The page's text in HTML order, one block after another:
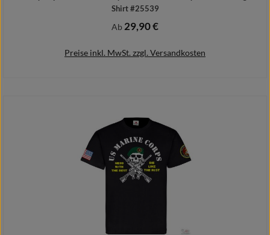
Shirt #25539
Regulärer Preis:
Ab29,90 €
Preise inkl. MwSt. zzgl. Versandkosten